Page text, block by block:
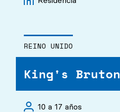
REINO UNIDO
King's Bruton
10 a 17 años